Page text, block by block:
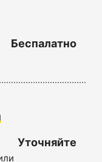
Беспалатно
Уточняйте